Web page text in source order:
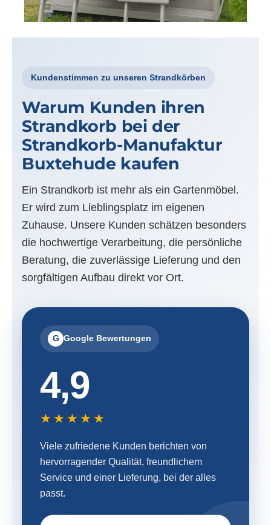
Kundenstimmen zu unseren Strandkörben
Warum Kunden ihren
Strandkorb bei der
Strandkorb-Manufaktur
Buxtehude kaufen
Ein Strandkorb ist mehr als ein Gartenmöbel.
Er wird zum Lieblingsplatz im eigenen
Zuhause. Unsere Kunden schätzen besonders
die hochwertige Verarbeitung, die persönliche
Beratung, die zuverlässige Lieferung und den
sorgfältigen Aufbau direkt vor Ort.
G Google Bewertungen
4,9
★★★★★
Viele zufriedene Kunden berichten von
hervorragender Qualität, freundlichem
Service und einer Lieferung, bei der alles
passt.